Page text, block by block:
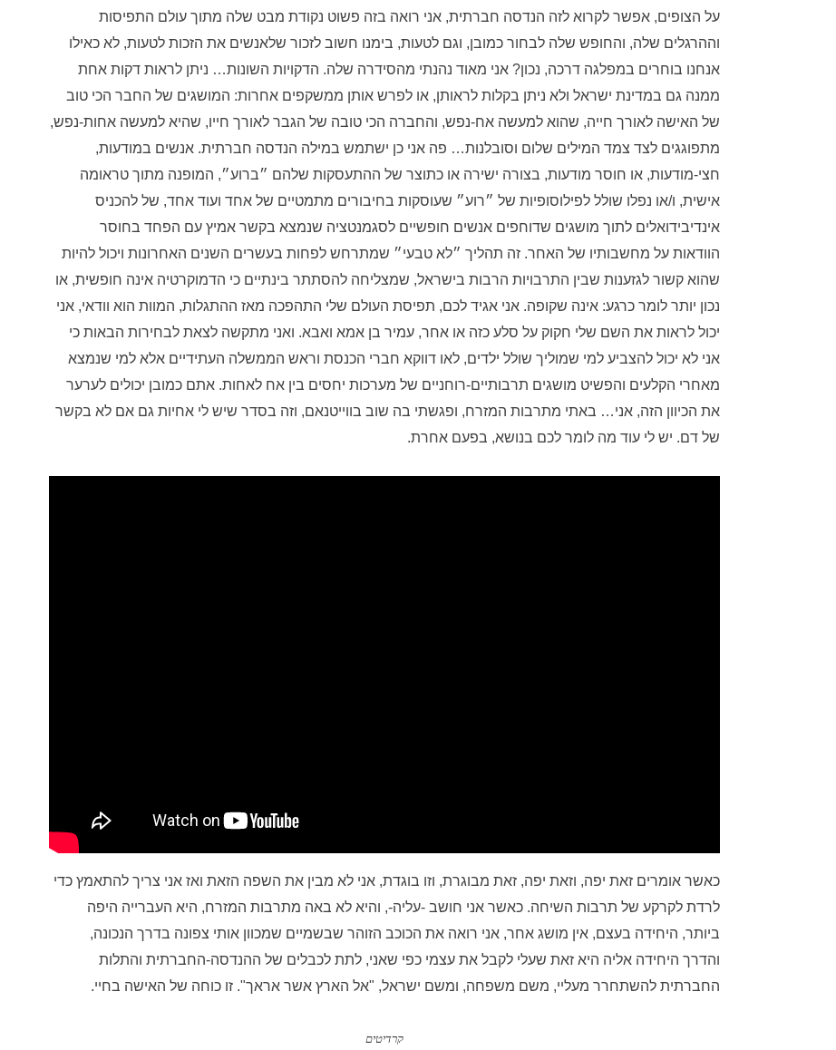
על הצופים, אפשר לקרוא לזה הנדסה חברתית, אני רואה בזה פשוט נקודת מבט שלה מתוך עולם התפיסות
וההרגלים שלה, והחופש שלה לבחור כמובן, וגם לטעות, בימנו חשוב לזכור שלאנשים את הזכות לטעות, לא כאילו
אנחנו בוחרים במפלגה דרכה, נכון? אני מאוד נהנתי מהסידרה שלה. הדקויות השונות… ניתן לראות דקות אחת
ממנה גם במדינת ישראל ולא ניתן בקלות לראותן, או לפרש אותן ממשקפים אחרות: המושגים של החבר הכי טוב
של האישה לאורך חייה, שהוא למעשה אח-נפש, והחברה הכי טובה של הגבר לאורך חייו, שהיא למעשה אחות-נפש,
מתפוגגים לצד צמד המילים שלום וסובלנות… פה אני כן ישתמש במילה הנדסה חברתית. אנשים במודעות,
חצי-מודעות, או חוסר מודעות, בצורה ישירה או כתוצר של ההתעסקות שלהם ״ברוע״, המופנה מתוך טראומה
אישית, ו/או נפלו שולל לפילוסופיות של ״רוע״ שעוסקות בחיבורים מתמטיים של אחד ועוד אחד, של להכניס
אינדיבידואלים לתוך מושגים שדוחפים אנשים חופשיים לסגמנטציה שנמצא בקשר אמיץ עם הפחד בחוסר
הוודאות על מחשבותיו של האחר. זה תהליך ״לא טבעי״ שמתרחש לפחות בעשרים השנים האחרונות ויכול להיות
שהוא קשור לגזענות שבין התרבויות הרבות בישראל, שמצליחה להסתתר בינתיים כי הדמוקרטיה אינה חופשית, או
נכון יותר לומר כרגע: אינה שקופה. אני אגיד לכם, תפיסת העולם שלי התהפכה מאז ההתגלות, המוות הוא וודאי, אני
יכול לראות את השם שלי חקוק על סלע כזה או אחר, עמיר בן אמא ואבא. ואני מתקשה לצאת לבחירות הבאות כי
אני לא יכול להצביע למי שמוליך שולל ילדים, לאו דווקא חברי הכנסת וראש הממשלה העתידיים אלא למי שנמצא
מאחרי הקלעים והפשיט מושגים תרבותיים-רוחניים של מערכות יחסים בין אח לאחות. אתם כמובן יכולים לערער
את הכיוון הזה, אני… באתי מתרבות המזרח, ופגשתי בה שוב בווייטנאם, וזה בסדר שיש לי אחיות גם אם לא בקשר
של דם. יש לי עוד מה לומר לכם בנושא, בפעם אחרת.
כאשר אומרים זאת יפה, וזאת יפה, זאת מבוגרת, וזו בוגדת, אני לא מבין את השפה הזאת ואז אני צריך להתאמץ כדי
לרדת לקרקע של תרבות השיחה. כאשר אני חושב -עליה-, והיא לא באה מתרבות המזרח, היא העברייה היפה
ביותר, היחידה בעצם, אין מושג אחר, אני רואה את הכוכב הזוהר שבשמיים שמכוון אותי צפונה בדרך הנכונה,
והדרך היחידה אליה היא זאת שעלי לקבל את עצמי כפי שאני, לתת לכבלים של ההנדסה-החברתית והתלות
החברתית להשתחרר מעליי, משם משפחה, ומשם ישראל, "אל הארץ אשר אראך". זו כוחה של האישה בחיי.
קרדיטים